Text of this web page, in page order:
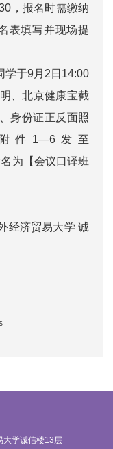
，报名时需缴纳
表填写并现场提
学于9月2日14:00
、北京健康宝截
身份证正反面照
件1—6发至
为【会议口译班
经济贸易大学 诚
大学诚信楼13层